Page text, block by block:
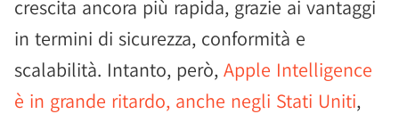
crescita ancora più rapida, grazie ai vantaggi
in termini di sicurezza, conformità e
scalabilità. Intanto, però, Apple Intelligence
è in grande ritardo, anche negli Stati Uniti,